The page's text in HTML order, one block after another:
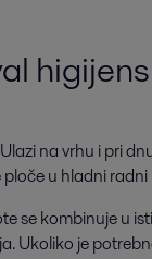
na vrhu i pri
u hladni
se kombinuje u
Ukoliko je